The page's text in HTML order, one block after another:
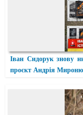
Іван Сидорук знову
проєкт Андрія